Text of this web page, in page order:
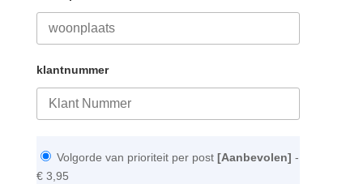
klantnummer
Volgorde van prioriteit per post [Aanbevolen] -
€ 3,95